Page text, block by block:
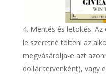
Mentés és letöltés. Az
le szeretné tölteni az
megvásárolja-e azt
dollár tervenként), vagy